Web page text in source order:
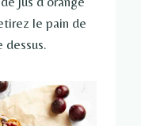
le pain de
dessus.